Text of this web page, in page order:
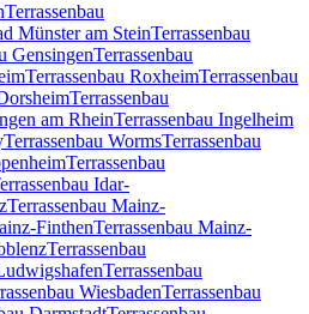
Terrassenbau
Münster am SteinTerrassenbau
GensingenTerrassenbau
Terrassenbau RoxheimTerrassenbau
Terrassenbau
am RheinTerrassenbau Ingelheim
Terrassenbau WormsTerrassenbau
Terrassenbau
Idar-
Terrassenbau Mainz-
FinthenTerrassenbau Mainz-
Terrassenbau
Terrassenbau
WiesbadenTerrassenbau